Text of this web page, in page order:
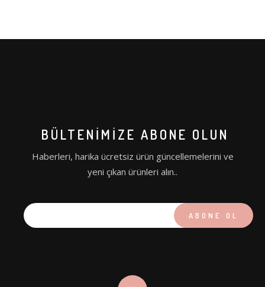
BÜLTENIMIZE ABONE OLUN
Haberleri, harika ücretsiz ürün güncellemelerini ve
yeni çıkan ürünleri alın..